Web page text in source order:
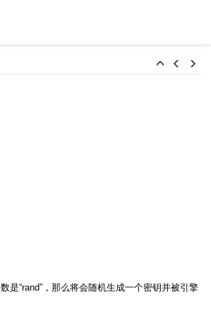
“rand”，那么将会随机生成一个密钥并被引擎